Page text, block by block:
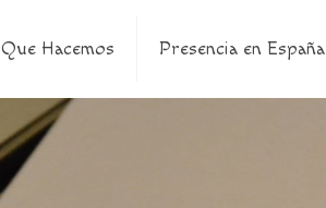
Que Hacemos Presencia en España